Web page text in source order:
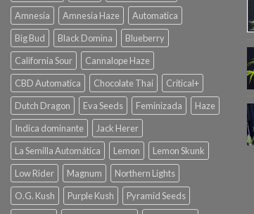
Amnesia
Amnesia Haze
Automatica
Big Bud
Black Domina
Blueberry
California Sour
Cannalope Haze
CBD Automatica
Chocolate Thai
Critical+
Dutch Dragon
Eva Seeds Feminizada
Haze
Indica dominante
Jack Herer
La Semilla Automática
Lemon
Lemon Skunk
Low Rider
Magnum
Northern Lights
O.G. Kush
Purple Kush
Pyramid Seeds